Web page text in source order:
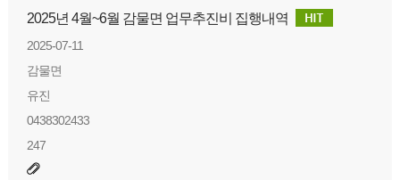
2025년 4월~6월 감물면 업무추진비 집행내역
2025-07-11
감물면
유진
0438302433
247